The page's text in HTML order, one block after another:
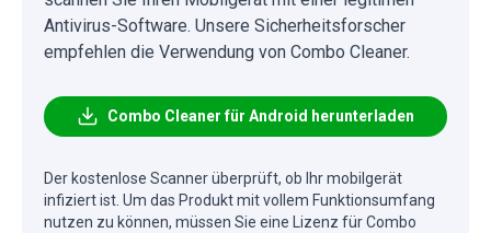
Antivirus-Software. Unsere Sicherheitsforscher
empfehlen die Verwendung von Combo Cleaner.
Combo Cleaner für Android herunterladen
Der kostenlose Scanner überprüft, ob Ihr mobilgerät
infiziert ist. Um das Produkt mit vollem Funktionsumfang
nutzen zu können, müssen Sie eine Lizenz für Combo